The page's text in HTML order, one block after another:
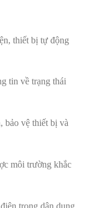
thiết bị tự động
tin về trạng thái
bảo vệ thiết bị và
môi trường khắc
trong dân dụng